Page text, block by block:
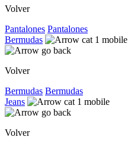
Volver
Pantalones Pantalones
Bermudas
Volver
Bermudas Bermudas
Jeans
Volver